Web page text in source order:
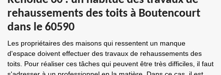
rehaussements des toits à Boutencourt
dans le 60590
Les propriétaires des maisons qui ressentent un manque
d'espace doivent effectuer des travaux de rehaussements des
toits. Pour réaliser ces tâches qui peuvent être très difficiles, il faut